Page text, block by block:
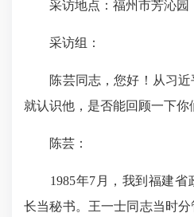
采访地点：福州市芳沁园
采访组：
陈芸同志，您好！从习近
就认识他，是否能回顾一下你
陈芸：
1985年7月，我到福建省
长当秘书。王一士同志当时